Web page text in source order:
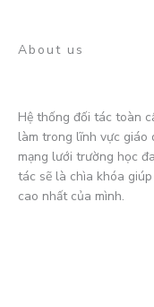
About us
Hệ thống đối tác toàn
làm trong lĩnh vực giáo
mạng lưới trường học
tác sẽ là chìa khóa
cao nhất của mình.